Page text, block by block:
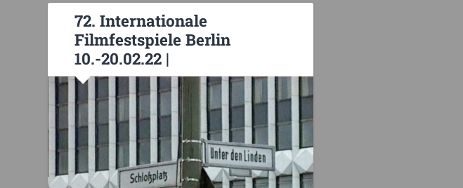
72. Internationale
Filmfestspiele Berlin
10.-20.02.22 |